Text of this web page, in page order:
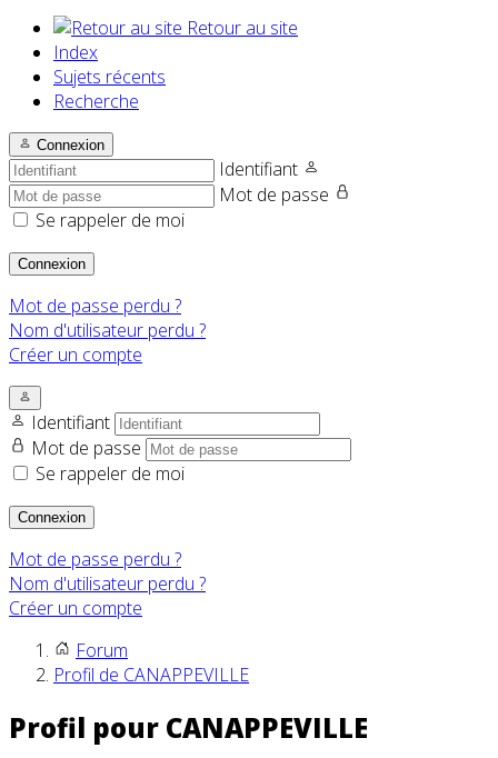
Retour au site
Index
Sujets récents
Recherche
Connexion
Identifiant
Mot de passe
Se rappeler de moi
Connexion
Mot de passe perdu ?
Nom d'utilisateur perdu ?
Créer un compte
Identifiant
Mot de passe
Se rappeler de moi
Connexion
Mot de passe perdu ?
Nom d'utilisateur perdu ?
Créer un compte
Forum
Profil de CANAPPEVILLE
Profil pour CANAPPEVILLE